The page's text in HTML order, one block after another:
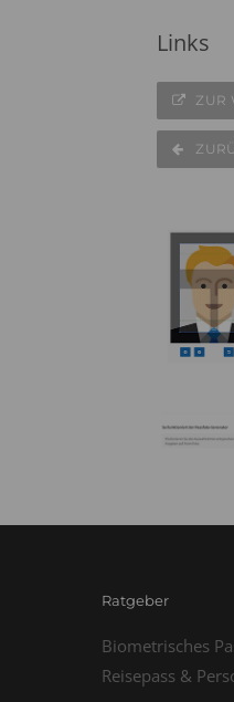
Links
ZUR
Ratgeber
Biometrisches
Reisepass &